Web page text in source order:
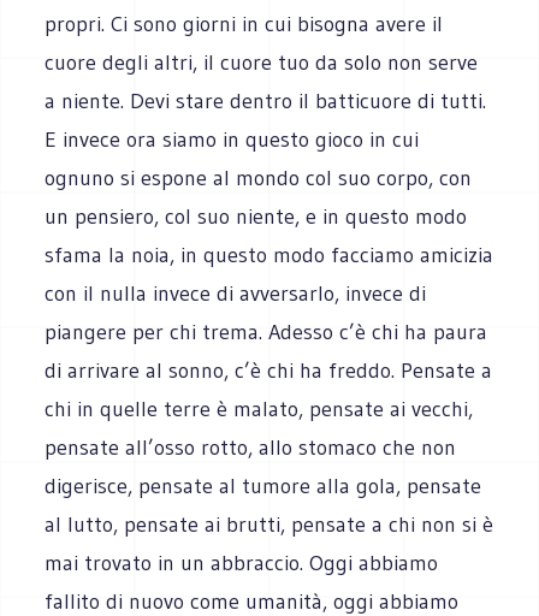
propri. Ci sono giorni in cui bisogna avere il
cuore degli altri, il cuore tuo da solo non serve
a niente. Devi stare dentro il batticuore di tutti.
E invece ora siamo in questo gioco in cui
ognuno si espone al mondo col suo corpo, con
un pensiero, col suo niente, e in questo modo
sfama la noia, in questo modo facciamo amicizia
con il nulla invece di avversarlo, invece di
piangere per chi trema. Adesso c’è chi ha paura
di arrivare al sonno, c’è chi ha freddo. Pensate a
chi in quelle terre è malato, pensate ai vecchi,
pensate all’osso rotto, allo stomaco che non
digerisce, pensate al tumore alla gola, pensate
al lutto, pensate ai brutti, pensate a chi non si è
mai trovato in un abbraccio. Oggi abbiamo
fallito di nuovo come umanità, oggi abbiamo